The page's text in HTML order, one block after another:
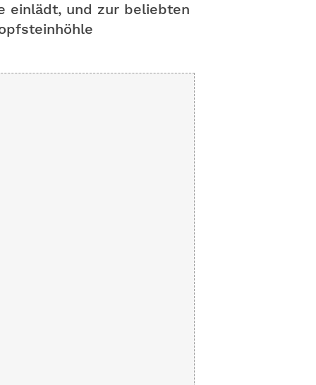
einlädt, und zur beliebten